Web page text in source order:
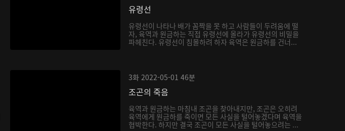
유령선
유령선이 나타나 배가 꼼짝을 못 하고 사람들이 두려움에 떨
자, 육역과 원금하는 직접 유령선에 올라가 유령선의 비밀을
파헤친다. 유령선이 침몰하려 하자 육역은 원금하를 건너...
3화 2022-05-01 46분
조곤의 죽음
육역과 원금하는 마침내 조곤을 찾아내지만, 조곤은 오히려
육역에게 원금하를 죽이면 모든 사실을 털어놓겠다며 육역을
협박한다. 하지만 결국 조곤이 모든 사실을 털어놓으려는 ...